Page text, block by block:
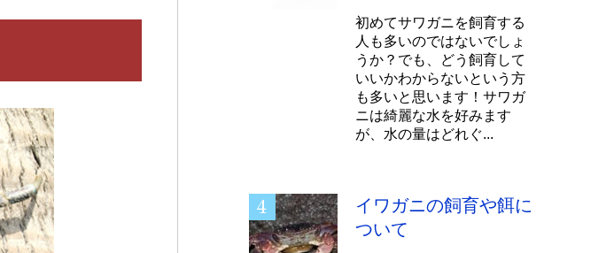
初めてサワガニを飼育する
人も多いのではないでしょ
うか？でも、どう飼育して
いいかわからないという方
も多いと思います！サワガ
ニは綺麗な水を好みます
が、水の量はどれぐ...
イワガニの飼育や餌に
ついて